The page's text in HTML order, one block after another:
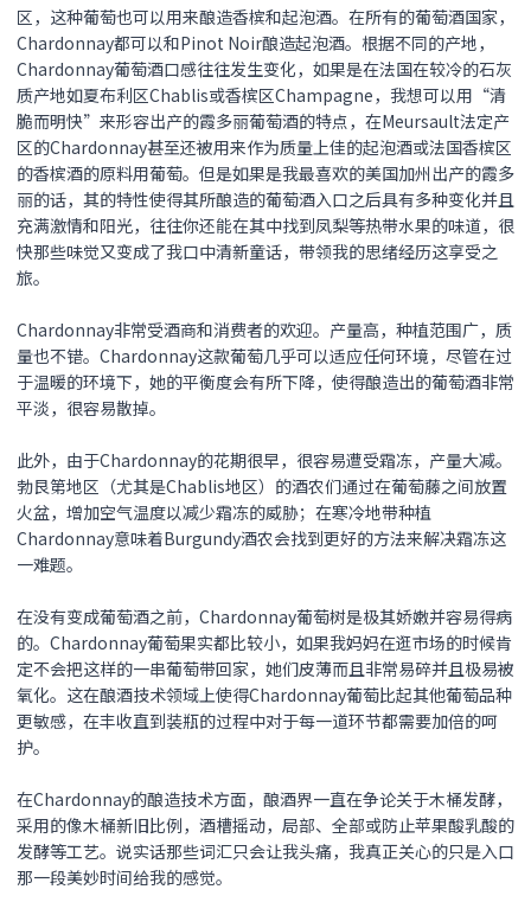
区，这种葡萄也可以用来酿造香槟和起泡酒。在所有的葡萄酒国家，
Chardonnay都可以和Pinot Noir酿造起泡酒。根据不同的产地，
Chardonnay葡萄酒口感往往发生变化，如果是在法国在较冷的石灰
质产地如夏布利区Chablis或香槟区Champagne，我想可以用“清
脆而明快”来形容出产的霞多丽葡萄酒的特点，在Meursault法定产
区的Chardonnay甚至还被用来作为质量上佳的起泡酒或法国香槟区
的香槟酒的原料用葡萄。但是如果是我最喜欢的美国加州出产的霞多
丽的话，其的特性使得其所酿造的葡萄酒入口之后具有多种变化并且
充满激情和阳光，往往你还能在其中找到凤梨等热带水果的味道，很
快那些味觉又变成了我口中清新童话，带领我的思绪经历这享受之
旅。
Chardonnay非常受酒商和消费者的欢迎。产量高，种植范围广，质
量也不错。Chardonnay这款葡萄几乎可以适应任何环境，尽管在过
于温暖的环境下，她的平衡度会有所下降，使得酿造出的葡萄酒非常
平淡，很容易散掉。
此外，由于Chardonnay的花期很早，很容易遭受霜冻，产量大减。
勃艮第地区（尤其是Chablis地区）的酒农们通过在葡萄藤之间放置
火盆，增加空气温度以减少霜冻的威胁；在寒冷地带种植
Chardonnay意味着Burgundy酒农会找到更好的方法来解决霜冻这
一难题。
在没有变成葡萄酒之前，Chardonnay葡萄树是极其娇嫩并容易得病
的。Chardonnay葡萄果实都比较小，如果我妈妈在逛市场的时候肯
定不会把这样的一串葡萄带回家，她们皮薄而且非常易碎并且极易被
氧化。这在酿酒技术领域上使得Chardonnay葡萄比起其他葡萄品种
更敏感，在丰收直到装瓶的过程中对于每一道环节都需要加倍的呵
护。
在Chardonnay的酿造技术方面，酿酒界一直在争论关于木桶发酵，
采用的像木桶新旧比例，酒槽摇动，局部、全部或防止苹果酸乳酸的
发酵等工艺。说实话那些词汇只会让我头痛，我真正关心的只是入口
那一段美妙时间给我的感觉。